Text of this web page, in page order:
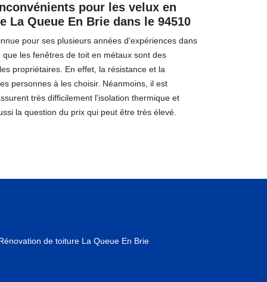
pour les velux en
La Queue En Brie dans le 94510
pour ses plusieurs années d'expériences dans
les fenêtres de toit en métaux sont des
propriétaires. En effet, la résistance et la
personnes à les choisir. Néanmoins, il est
très difficilement l'isolation thermique et
la question du prix qui peut être très élevé.
de toiture La Queue En Brie